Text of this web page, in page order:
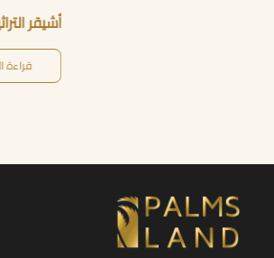
أشيقر التراثية: حين يأخذك التاريخ في رحلة